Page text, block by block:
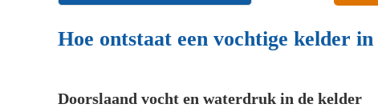
Hoe ontstaat een vochtige kelder in
Doorslaand vocht en waterdruk in de kelder